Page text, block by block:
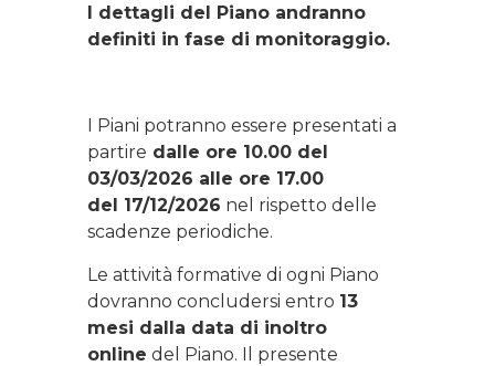
I dettagli del Piano andranno
definiti in fase di monitoraggio.
I Piani potranno essere presentati a
partire dalle ore 10.00 del
03/03/2026 alle ore 17.00
del 17/12/2026 nel rispetto delle
scadenze periodiche.
Le attività formative di ogni Piano
dovranno concludersi entro 13
mesi dalla data di inoltro
online del Piano. Il presente